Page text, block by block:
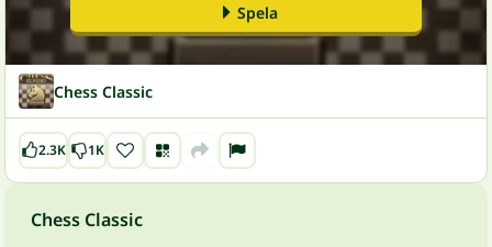
Spela
Chess Classic
2.3K 1K
Chess Classic